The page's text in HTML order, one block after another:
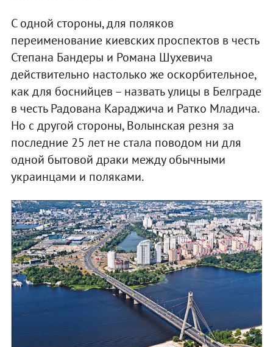
С одной стороны, для поляков
переименование киевских проспектов в честь
Степана Бандеры и Романа Шухевича
действительно настолько же оскорбительное,
как для боснийцев – назвать улицы в Белграде
в честь Радована Караджича и Ратко Младича.
Но с другой стороны, Волынская резня за
последние 25 лет не стала поводом ни для
одной бытовой драки между обычными
украинцами и поляками.